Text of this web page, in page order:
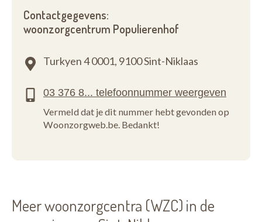
Contactgegevens:
woonzorgcentrum Populierenhof
Turkyen 4 0001, 9100 Sint-Niklaas
Vermeld dat je dit nummer hebt gevonden op
Woonzorgweb.be. Bedankt!
Meer woonzorgcentra (WZC) in de